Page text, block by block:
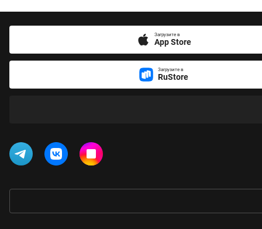
Загрузите в
App Store
Загрузите в
RuStore